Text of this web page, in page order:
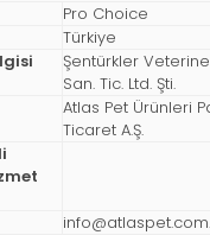
Pro Choice
Türkiye
Şentürkler
San. Tic. Ltd. Şti.
Atlas Pet Ürünleri
Ticaret A.Ş.